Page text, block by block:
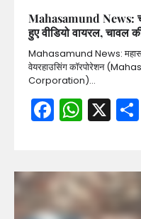
Mahasamund News:
हुए वीडियो वायरल, चावल
Mahasamund News:
वेयरहाउसिंग कॉरपोरेशन
Corporation)…
X